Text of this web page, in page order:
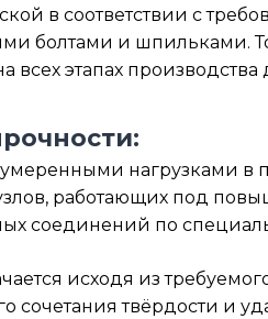
в соответствии с
болтами и шпильками.
всех этапах
нагрузками
работающих под
соединений по
исходя из
сочетания твёрдости и